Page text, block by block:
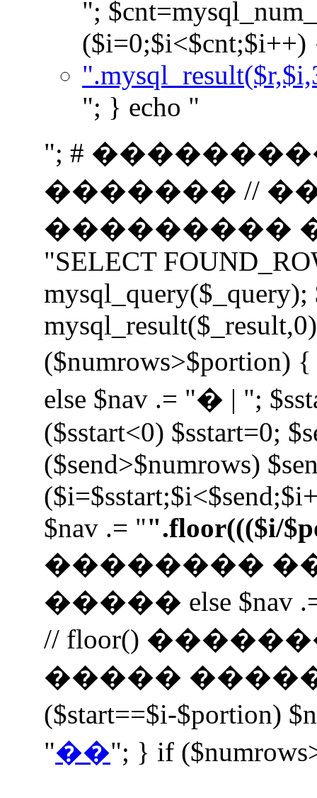
";
($i=0;$i<$cnt;$i++)
"; } echo "
"; #
������� //
���������
"SELECT
mysql_query($_query);
($numrows>$portion)
else $nav .= "� | ";
($sstart<0) $sstart=0;
($send>$numrows)
$nav .= "".floor((($i/
��������
����� else $nav
// floor()
����� �����
($start==$i-$portion)
"��"; } if